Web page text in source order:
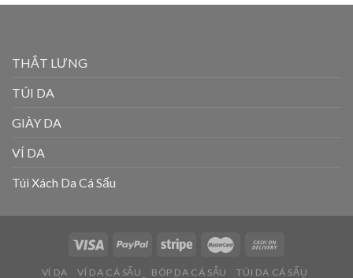
THẮT LƯNG
TÚI DA
GIÀY DA
VÍ DA
Túi Xách Da Cá Sấu
VÍ DA VÍ DA CÁ SẤU BÓP DA CÁ SẤU
TÚI DA CÁ SẤU